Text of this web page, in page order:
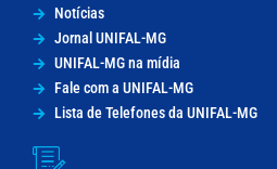
Notícias
Jornal UNIFAL-MG
UNIFAL-MG na mídia
Fale com a UNIFAL-MG
Lista de Telefones da UNIFAL-MG